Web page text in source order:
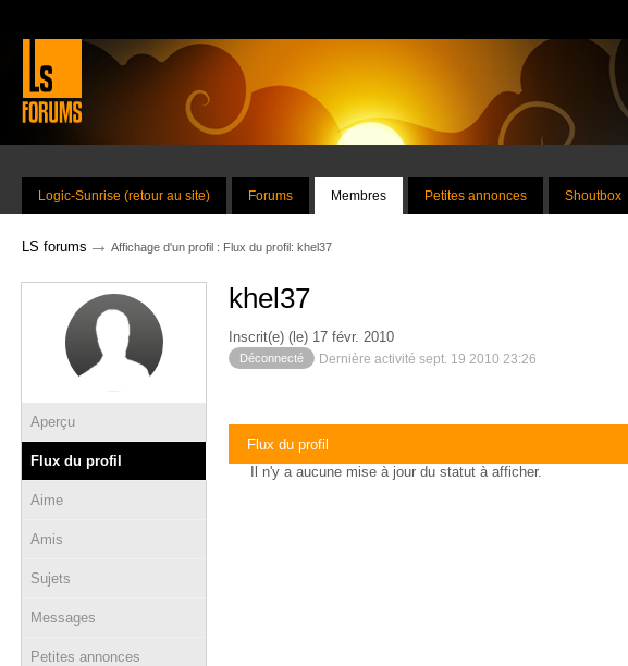
Logic-Sunrise (retour au site) Forums Membres Petites annonces Shoutbox
LS forums → Affichage d'un profil : Flux du profil: khel37
Aperçu
Flux du profil
Aime
Amis
Sujets
Messages
Petites annonces
khel37
Inscrit(e) (le) 17 févr. 2010
Déconnecté Dernière activité sept. 19 2010 23:26
Flux du profil
Il n'y a aucune mise à jour du statut à afficher.